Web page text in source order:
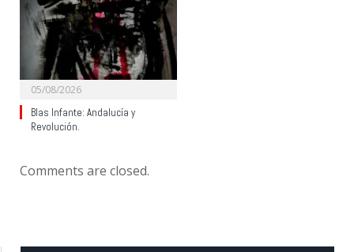
05/08/2026
Blas Infante: Andalucía y
Revolución.
Comments are closed.